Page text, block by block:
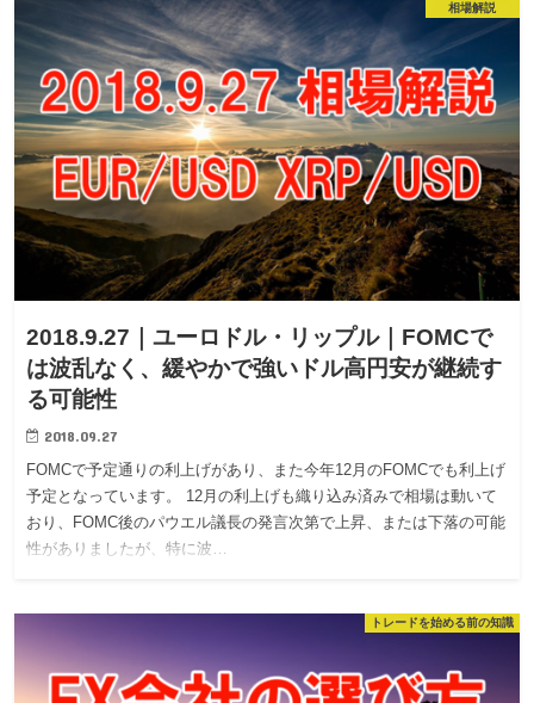
相場解説
2018.9.27｜ユーロドル・リップル｜FOMCで
は波乱なく、緩やかで強いドル高円安が継続す
る可能性
2018.09.27
FOMCで予定通りの利上げがあり、また今年12月のFOMCでも利上げ
予定となっています。 12月の利上げも織り込み済みで相場は動いて
おり、FOMC後のパウエル議長の発言次第で上昇、または下落の可能
性がありましたが、特に波…
トレードを始める前の知識